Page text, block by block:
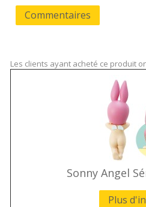
Commentaires
Les clients ayant acheté ce produit
Sonny Angel
Plus